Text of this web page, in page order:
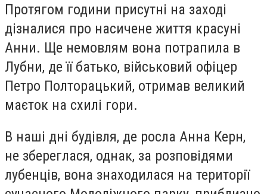
Протягом години присутні на заході
дізналися про насичене життя красуні
Анни. Ще немовлям вона потрапила в
Лубни, де її батько, військовий офіцер
Петро Полторацький, отримав великий
маєток на схилі гори.
В наші дні будівля, де росла Анна Керн,
не збереглася, однак, за розповідями
лубенців, вона знаходилася на території